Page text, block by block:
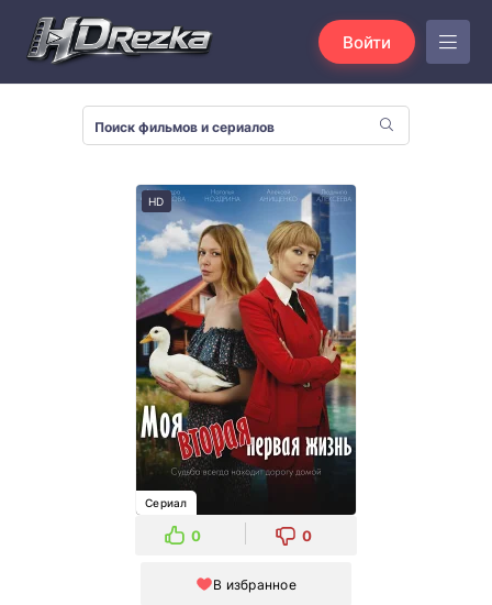
Войти
HD
Сериал
0 0
В избранное